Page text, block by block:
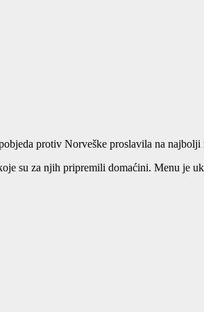
protiv Norveške proslavila na najbolji
su za njih pripremili domaćini. Menu je